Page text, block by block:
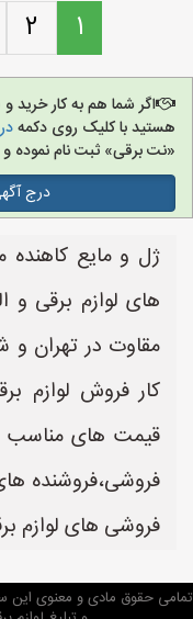
1
2
اگر شما هم به کار خرید
هستید با کلیک روی دکمه
«نت برقی» ثبت نام نموده
درج
ژل و مایع کاهنده
های لوازم برقی و
مقاوت در تهران و
کار فروش لوازم
قیمت های مناسب و
فروشی،فروشنده
فروشی های لوازم
تمامی حقوق مادی و معنوی این